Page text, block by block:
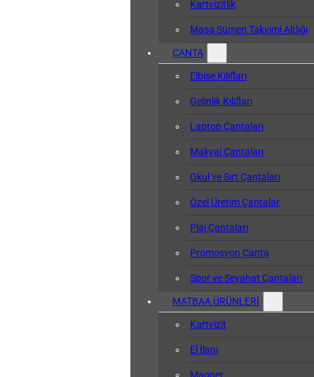
Kartvizitlik
Masa Sümen Takvimi Altlığı
ÇANTA
Elbise Kılıfları
Gelinlik Kılıfları
Laptop Çantaları
Makyaj Çantaları
Okul ve Sırt Çantaları
Özel Üretim Çantalar
Plaj Çantaları
Promosyon Çanta
Spor ve Seyahat Çantaları
MATBAA ÜRÜNLERİ
Kartvizit
El İlanı